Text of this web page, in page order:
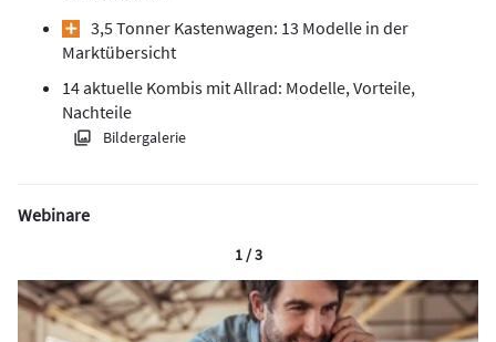
3,5 Tonner Kastenwagen: 13 Modelle in der
Marktübersicht
14 aktuelle Kombis mit Allrad: Modelle, Vorteile,
Nachteile
Bildergalerie
Webinare
1 / 3